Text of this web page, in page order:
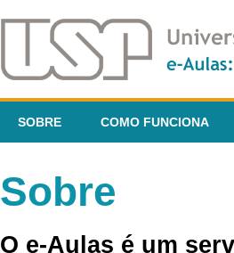
SOBRE COMO FUNCIONA
Sobre
O e-Aulas é um